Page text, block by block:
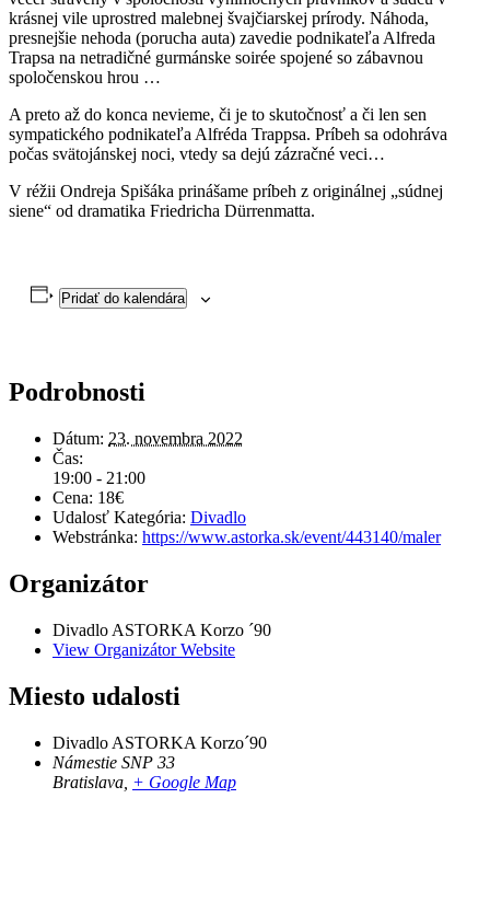
krásnej vile uprostred malebnej švajčiarskej prírody. Náhoda,
presnejšie nehoda (porucha auta) zavedie podnikateľa Alfreda
Trapsa na netradičné gurmánske soirée spojené so zábavnou
spoločenskou hrou …
A preto až do konca nevieme, či je to skutočnosť a či len sen
sympatického podnikateľa Alfréda Trappsa. Príbeh sa odohráva
počas svätojánskej noci, vtedy sa dejú zázračné veci…
V réžii Ondreja Spišáka prinášame príbeh z originálnej „súdnej
siene“ od dramatika Friedricha Dürrenmatta.
Pridať do kalendára
Podrobnosti
Dátum: 23. novembra 2022
Čas:
19:00 - 21:00
Cena: 18€
Udalosť Kategória: Divadlo
Webstránka: https://www.astorka.sk/event/443140/maler
Organizátor
Divadlo ASTORKA Korzo ´90
View Organizátor Website
Miesto udalosti
Divadlo ASTORKA Korzo´90
Námestie SNP 33
Bratislava + Google Map